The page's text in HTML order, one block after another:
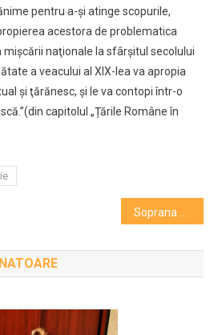
pentru a-şi atinge scopurile,
acestora de problematica
mişcării naţionale la sfârşitul secolului
a veacului al XIX-lea va apropia
şi ţărănesc, şi le va contopi într-o
capitolul „Țările Române în